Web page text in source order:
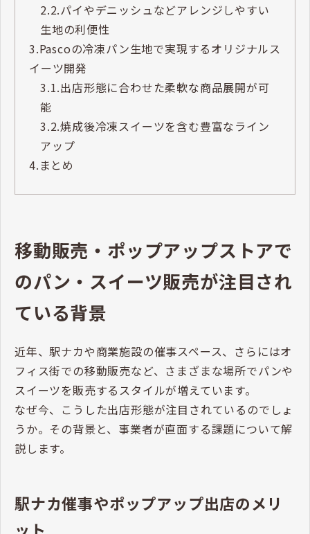
2.2.パイやデニッシュなどアレンジしやすい
生地の利便性
3.Pascoの冷凍パン生地で実現するオリジナルス
イーツ開発
3.1.出店形態に合わせた柔軟な商品展開が可
能
3.2.焼成後冷凍スイーツを含む豊富なライン
アップ
4. まとめ
移動販売・ポップアップストアで
のパン・スイーツ販売が注目され
ている背景
近年、駅ナカや商業施設の催事スペース、さらにはオ
フィス街での移動販売など、さまざまな場所でパンや
スイーツを販売するスタイルが増えています。
なぜ今、こうした出店形態が注目されているのでしょ
うか。その背景と、事業者が直面する課題について解
説します。
駅ナカ催事やポップアップ出店のメリ
ット